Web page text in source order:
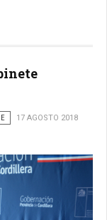
17 AGOSTO 2018